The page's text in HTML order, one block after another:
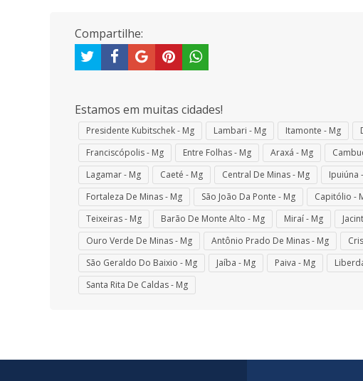
Compartilhe:
Estamos em muitas cidades!
Presidente Kubitschek - Mg Lambari - Mg Itamonte - Mg
Franciscópolis - Mg
Entre Folhas - Mg Araxá - Mg
Lagamar - Mg
Caeté - Mg Central De Minas - Mg Ipuiúna
Fortaleza De Minas - Mg
São João Da Ponte - Mg Capitólio -
Teixeiras - Mg
Barão De Monte Alto - Mg Miraí - Mg
Ouro Verde De Minas - Mg
Antônio Prado De Minas - Mg
São Geraldo Do Baixio - Mg
Jaíba - Mg Paiva - Mg
Santa Rita De Caldas - Mg